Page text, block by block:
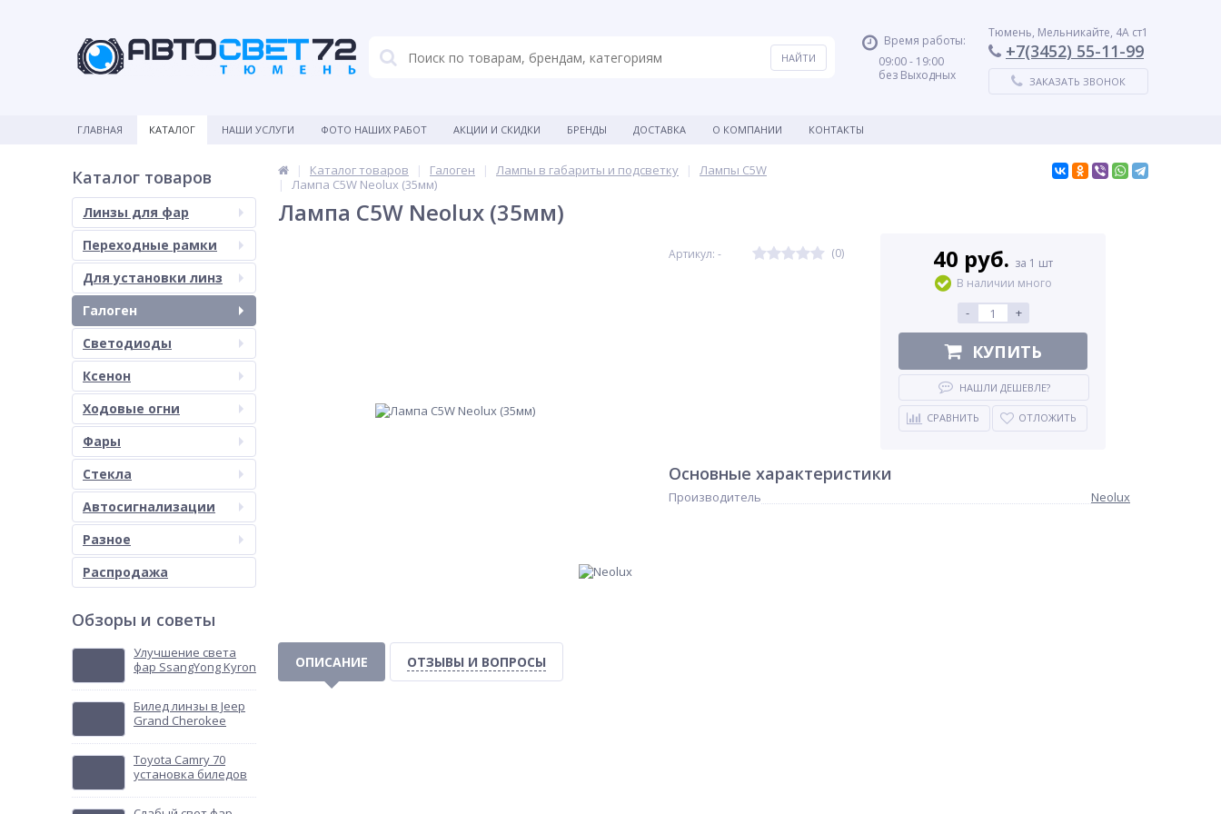
Время работы:
09:00 - 19:00
без Выходных
Тюмень, Мельникайте, 4А ст1
+7(3452) 55-11-99
ЗАКАЗАТЬ ЗВОНОК
ГЛАВНАЯ КАТАЛОГ НАШИ УСЛУГИ ФОТО НАШИХ РАБОТ АКЦИИ И СКИДКИ БРЕНДЫ ДОСТАВКА О КОМПАНИИ КОНТАКТЫ
Каталог товаров
Линзы для фар
Переходные рамки
Для установки линз
Галоген
Светодиоды
Ксенон
Ходовые огни
Фары
Стекла
Автосигнализации
Разное
Распродажа
Обзоры и советы
Улучшение света
фар SsangYong Kyron
Билед линзы в Jeep
Grand Cherokee
Toyota Camry 70
установка биледов
Каталог товаров Галоген Лампы в габариты и подсветку
Лампы C5W
Лампа C5W Neolux (35мм)
Лампа C5W Neolux (35мм)
Артикул: - (0) 40 руб. за 1 шт
В наличии много
- +
КУПИТЬ
НАШЛИ ДЕШЕВЛЕ?
СРАВНИТЬ ОТЛОЖИТЬ
Основные характеристики
Производитель Neolux
ОПИСАНИЕ ОТЗЫВЫ И ВОПРОСЫ